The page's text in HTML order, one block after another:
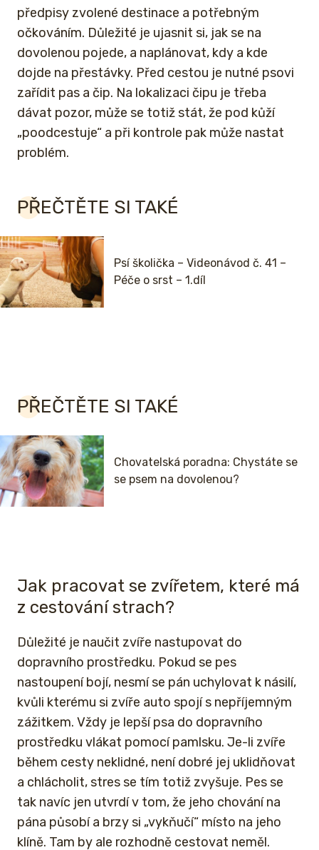
předpisy zvolené destinace a potřebným
očkováním. Důležité je ujasnit si, jak se na
dovolenou pojede, a naplánovat, kdy a kde
dojde na přestávky. Před cestou je nutné psovi
zařídit pas a čip. Na lokalizaci čipu je třeba
dávat pozor, může se totiž stát, že pod kůží
„poodcestuje“ a při kontrole pak může nastat
problém.
PŘEČTĚTE SI TAKÉ
Psí školička – Videonávod č. 41 –
Péče o srst – 1.díl
PŘEČTĚTE SI TAKÉ
Chovatelská poradna: Chystáte se
se psem na dovolenou?
Jak pracovat se zvířetem, které má
z cestování strach?
Důležité je naučit zvíře nastupovat do
dopravního prostředku. Pokud se pes
nastoupení bojí, nesmí se pán uchylovat k násilí,
kvůli kterému si zvíře auto spojí s nepříjemným
zážitkem. Vždy je lepší psa do dopravního
prostředku vlákat pomocí pamlsku. Je-li zvíře
během cesty neklidné, není dobré jej uklidňovat
a chlácholit, stres se tím totiž zvyšuje. Pes se
tak navíc jen utvrdí v tom, že jeho chování na
pána působí a brzy si „vykňučí“ místo na jeho
klíně. Tam by ale rozhodně cestovat neměl.